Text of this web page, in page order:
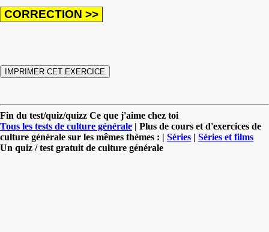
Fin du test/quiz/quizz Ce que j'aime chez toi
Tous les tests de culture générale | Plus de cours et d'exercices de
culture générale sur les mêmes thèmes : | Séries | Séries et films
Un quiz / test gratuit de culture générale